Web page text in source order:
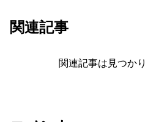
関連記事
関連記事は見つかり